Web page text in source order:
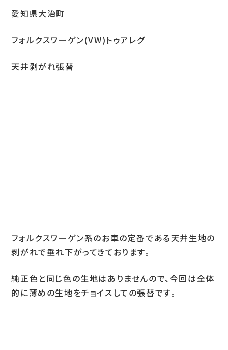
施工例
プライバシーポリシー
Tel.052-382-1913
愛知県大治町
フォルクスワーゲン(VW)トゥアレグ
天井剥がれ張替
フォルクスワーゲン系のお車の定番である天井生地の
剥がれで垂れ下がってきております。
純正色と同じ色の生地はありませんので、今回は全体
的に薄めの生地をチョイスしての張替です。